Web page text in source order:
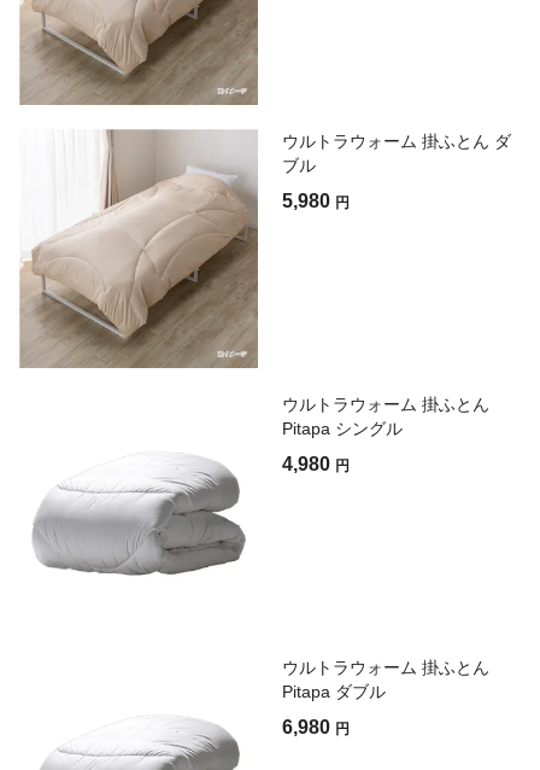
ウルトラウォーム 掛ふとん ダ
ブル
5,980 円
ウルトラウォーム 掛ふとん
Pitapa シングル
4,980 円
ウルトラウォーム 掛ふとん
Pitapa ダブル
6,980 円